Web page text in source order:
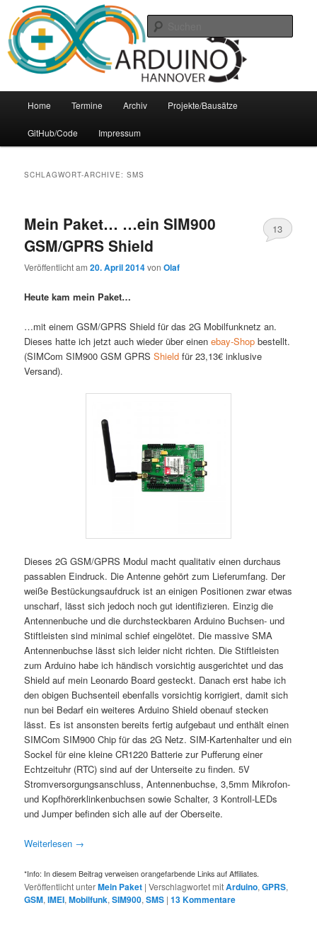
Inhalt
wechseln
sekundären
Inhalt
wechselnArduino-Hannover
Arduino Treffpunkt der Region Hannover
Home Termine Archiv Projekte/Bausätze
GitHub/Code Impressum
SCHLAGWORT-ARCHIVE:SMS
Mein Paket… …ein SIM900
GSM/GPRS Shield
Veröffentlicht am20. April 2014vonOlaf
13
Heute kam mein Paket…
…mit einem GSM/GPRS Shield für das 2G Mobilfunknetz an.
Dieses hatte ich jetzt auch wieder über einenebay-Shop bestellt.
(SIMCom SIM900 GSM GPRSShield für 23,13€ inklusive
Versand).
Dieses 2G GSM/GPRS Modul macht qualitativ einen durchaus
passablen Eindruck. Die Antenne gehört zum Lieferumfang. Der
weiße Bestückungsaufdruck ist an einigen Positionen zwar etwas
unscharf, lässt sich jedoch noch gut identifizieren. Einzig die
Antennenbuche und die durchsteckbaren Arduino Buchsen- und
Stiftleisten sind minimal schief eingelötet. Die massive SMA
Antennenbuchse lässt sich leider nicht richten. Die Stiftleisten
zum Arduino habe ich händisch vorsichtig ausgerichtet und das
Shield auf mein Leonardo Board gesteckt. Danach erst habe ich
den obigen Buchsenteil ebenfalls vorsichtig korrigiert, damit sich
nun bei Bedarf ein weiteres Arduino Shield obenauf stecken
lässt. Es ist ansonsten bereits fertig aufgebaut und enthält einen
SIMCom SIM900 Chip für das 2G Netz. SIM-Kartenhalter und ein
Sockel für eine kleine CR1220 Batterie zur Pufferung einer
Echtzeituhr (RTC) sind auf der Unterseite zu finden. 5V
Stromversorgungsanschluss, Antennenbuchse, 3,5mm Mikrofon-
und Kopfhörerklinkenbuchsen sowie Schalter, 3 Kontroll-LEDs
und Jumper befinden sich alle auf der Oberseite.
Weiterlesen →
*Info: In diesem Beitrag verweisen orangefarbende Links auf Affiliates.
Veröffentlicht unterMein Paket |Verschlagwortet mitArduino,GPRS,
GSM,IMEI,Mobilfunk,SIM900,SMS |13Kommentare